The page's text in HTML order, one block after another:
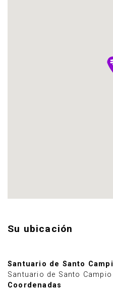
Su ubicación
Santuario de Santo
Santuario de Santo Campio
Coordenadas